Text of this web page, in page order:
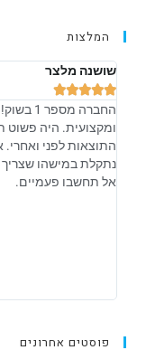
המלצות
שושנה מלצר





החברה
ומקצועית. היה פשוט
התוצאות לפני
נתקלת במישהו שצריך
אל תחשבו פעמיים.
פוסטים אחרונים